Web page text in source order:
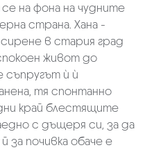
на фона на чудните
страна. Хана -
в стария град
живот до
съпругът ѝ ѝ
тя спонтанно
край блестящите
с дъщеря си, за да
за почивка обаче е